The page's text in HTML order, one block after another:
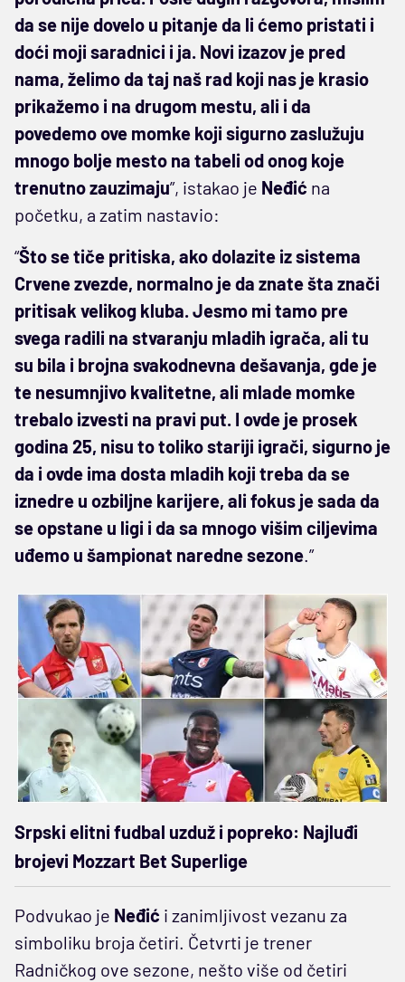
da se nije dovelo u pitanje da li ćemo pristati i
doći moji saradnici i ja. Novi izazov je pred
nama, želimo da taj naš rad koji nas je krasio
prikažemo i na drugom mestu, ali i da
povedemo ove momke koji sigurno zaslužuju
mnogo bolje mesto na tabeli od onog koje
trenutno zauzimaju”, istakao je Neđić na
početku, a zatim nastavio:
“Što se tiče pritiska, ako dolazite iz sistema
Crvene zvezde, normalno je da znate šta znači
pritisak velikog kluba. Jesmo mi tamo pre
svega radili na stvaranju mladih igrača, ali tu
su bila i brojna svakodnevna dešavanja, gde je
te nesumnjivo kvalitetne, ali mlade momke
trebalo izvesti na pravi put. I ovde je prosek
godina 25, nisu to toliko stariji igrači, sigurno je
da i ovde ima dosta mladih koji treba da se
iznedre u ozbiljne karijere, ali fokus je sada da
se opstane u ligi i da sa mnogo višim ciljevima
uđemo u šampionat naredne sezone.”
Srpski elitni fudbal uzduž i popreko: Najluđi
brojevi Mozzart Bet Superlige
Podvukao je Neđić i zanimljivost vezanu za
simboliku broja četiri. Četvrti je trener
Radničkog ove sezone, nešto više od četiri